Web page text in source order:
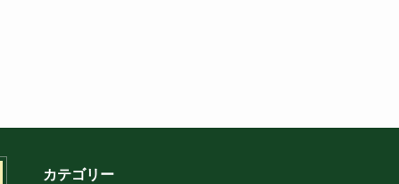
カテゴリー